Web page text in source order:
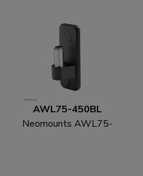
AWL75-450BL
Neomounts AWL75-